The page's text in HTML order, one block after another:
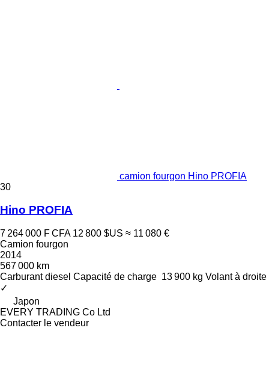
camion fourgon Hino PROFIA
30
Hino PROFIA
7 264 000 F CFA 12 800 $US ≈ 11 080 €
Camion fourgon
2014
567 000 km
Carburant diesel Capacité de charge 13 900 kg Volant à droite
✓
Japon
EVERY TRADING Co Ltd
Contacter le vendeur